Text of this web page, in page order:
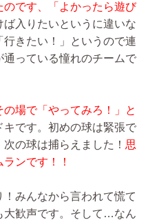
のです、「よかったら遊び
ば入りたいというに違いな
きたい！」というので連
っている憧れのチームで
場で「やってみろ！」と
キです。初めの球は緊張で
の球は捕らえました！ 思
ンです！！
みんなから言われて慌て
大歓声です。そして…なん